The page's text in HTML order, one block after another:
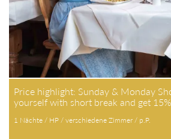
Price highlight: Sunday & Monday
yourself with short break and get
1 Nächte / HP / verschiedene Zimmer / p.P.